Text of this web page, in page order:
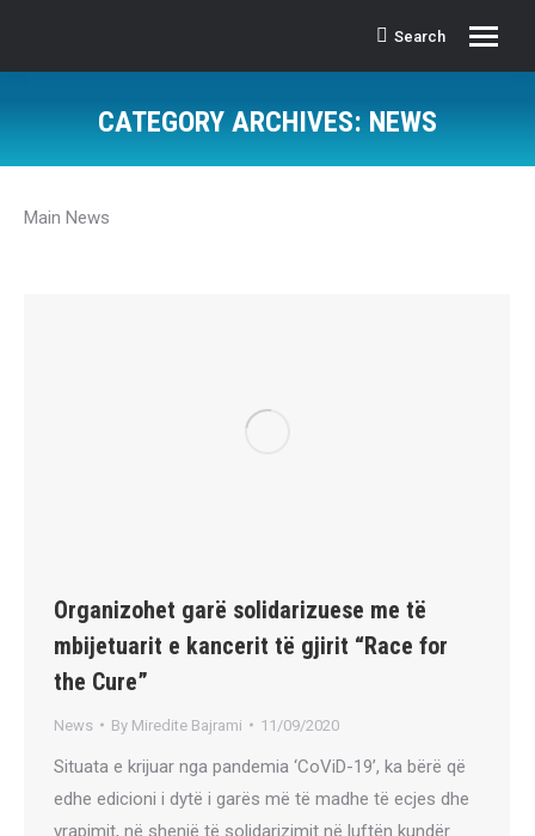
Search:
Search
CATEGORY ARCHIVES: NEWS
Main News
Organizohet garë solidarizuese me të
mbijetuarit e kancerit të gjirit “Race for
the Cure”
News By Miredite Bajrami 11/09/2020
Situata e krijuar nga pandemia ‘CoViD-19’, ka bërë që
edhe edicioni i dytë i garës më të madhe të ecjes dhe
vrapimit, në shenjë të solidarizimit në luftën kundër